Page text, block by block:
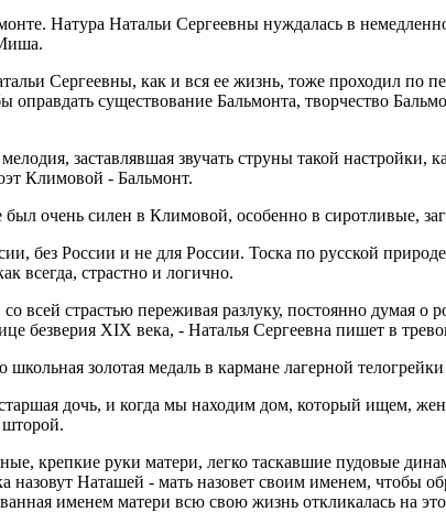
Натура Натальи Сергеевны нуждалась в
Сергеевны, как и вся ее жизнь, тоже проходил
существование Бальмонта, творчество
заставлявшая звучать струны такой
Климовой - Бальмонт.
очень силен в Климовой, особенно в сиротливые,
без России и не для России. Тоска по русской
всегда, страстно и логично.
всей страстью переживая разлуку, постоянно думая о
безверия XIX века, - Наталья Сергеевна пишет в
школьная золотая медаль в кармане лагерной
дочь, и когда мы находим дом, который ищем,
шторой.
крепкие руки матери, легко таскавшие пудовые
назовут Наташей - мать назовет своим именем, чтобы
именем матери всю свою жизнь откликалась на